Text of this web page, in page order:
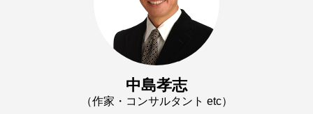
中島孝志
（作家・コンサルタント etc）